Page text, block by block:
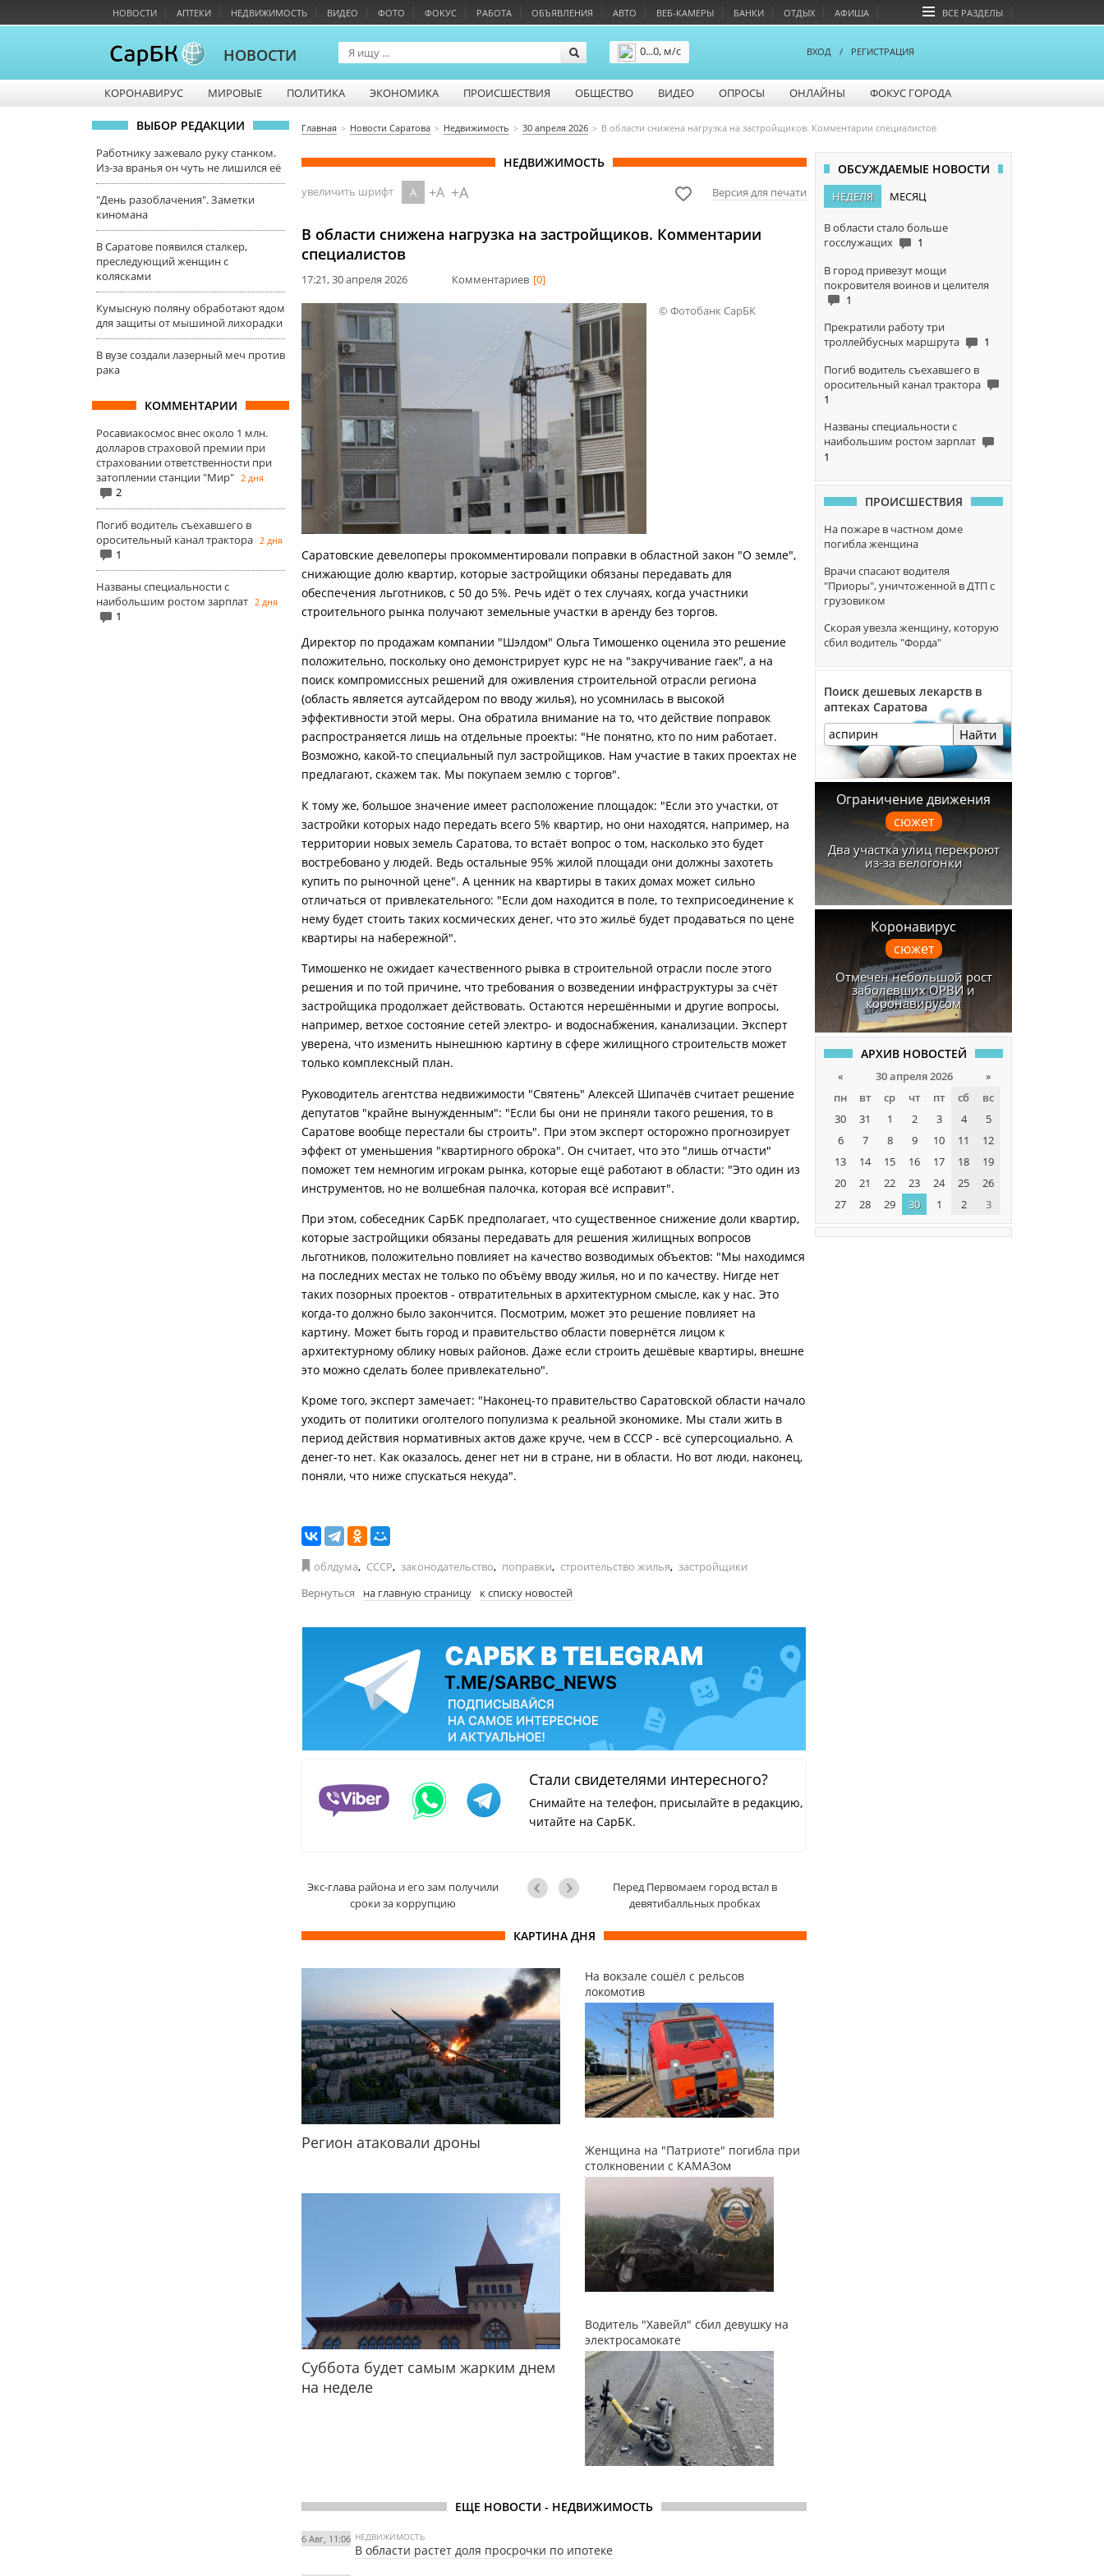
НОВОСТИ АПТЕКИ НЕДВИЖИМОСТЬ ВИДЕО ФОТО ФОКУС РАБОТА ОБЪЯВЛЕНИЯ АВТО ВЕБ-КАМЕРЫ БАНКИ ОТДЫХ АФИША ВСЕ РАЗДЕЛЫ
НОВОСТИ
0...0, м/с
ВХОД / РЕГИСТРАЦИЯ
КОРОНАВИРУС МИРОВЫЕ ПОЛИТИКА ЭКОНОМИКА ПРОИСШЕСТВИЯ ОБЩЕСТВО ВИДЕО ОПРОСЫ ОНЛАЙНЫ ФОКУС ГОРОДА
ВЫБОР РЕДАКЦИИ
Работнику зажевало руку станком.
Из-за вранья он чуть не лишился её
"День разоблачения". Заметки
киномана
В Саратове появился сталкер,
преследующий женщин с
колясками
Кумысную поляну обработают ядом
для защиты от мышиной лихорадки
В вузе создали лазерный меч против
рака
КОММЕНТАРИИ
Росавиакосмос внес около 1 млн.
долларов страховой премии при
страховании ответственности при
затоплении станции "Мир" 2 дня
2
Погиб водитель съехавшего в
оросительный канал трактора 2 дня
1
Названы специальности с
наибольшим ростом зарплат 2 дня
1
Главная Новости Саратова Недвижимость 30 апреля 2026 В области снижена нагрузка на застройщиков. Комментарии специалистов
НЕДВИЖИМОСТЬ
увеличить шрифт A +A +A Версия для печати
В области снижена нагрузка на застройщиков. Комментарии
специалистов
17:21, 30 апреля 2026 Комментариев [0]
© Фотобанк СарБК
Саратовские девелоперы прокомментировали поправки в областной закон "О земле",
снижающие долю квартир, которые застройщики обязаны передавать для
обеспечения льготников, с 50 до 5%. Речь идёт о тех случаях, когда участники
строительного рынка получают земельные участки в аренду без торгов.
Директор по продажам компании "Шэлдом" Ольга Тимошенко оценила это решение
положительно, поскольку оно демонстрирует курс не на "закручивание гаек", а на
поиск компромиссных решений для оживления строительной отрасли региона
(область является аутсайдером по вводу жилья), но усомнилась в высокой
эффективности этой меры. Она обратила внимание на то, что действие поправок
распространяется лишь на отдельные проекты: "Не понятно, кто по ним работает.
Возможно, какой-то специальный пул застройщиков. Нам участие в таких проектах не
предлагают, скажем так. Мы покупаем землю с торгов".
К тому же, большое значение имеет расположение площадок: "Если это участки, от
застройки которых надо передать всего 5% квартир, но они находятся, например, на
территории новых земель Саратова, то встаёт вопрос о том, насколько это будет
востребовано у людей. Ведь остальные 95% жилой площади они должны захотеть
купить по рыночной цене". А ценник на квартиры в таких домах может сильно
отличаться от привлекательного: "Если дом находится в поле, то техприсоединение к
нему будет стоить таких космических денег, что это жильё будет продаваться по цене
квартиры на набережной".
Тимошенко не ожидает качественного рывка в строительной отрасли после этого
решения и по той причине, что требования о возведении инфраструктуры за счёт
застройщика продолжает действовать. Остаются нерешёнными и другие вопросы,
например, ветхое состояние сетей электро- и водоснабжения, канализации. Эксперт
уверена, что изменить нынешнюю картину в сфере жилищного строительств может
только комплексный план.
Руководитель агентства недвижимости "Святень" Алексей Шипачёв считает решение
депутатов "крайне вынужденным": "Если бы они не приняли такого решения, то в
Саратове вообще перестали бы строить". При этом эксперт осторожно прогнозирует
эффект от уменьшения "квартирного оброка". Он считает, что это "лишь отчасти"
поможет тем немногим игрокам рынка, которые ещё работают в области: "Это один из
инструментов, но не волшебная палочка, которая всё исправит".
При этом, собеседник СарБК предполагает, что существенное снижение доли квартир,
которые застройщики обязаны передавать для решения жилищных вопросов
льготников, положительно повлияет на качество возводимых объектов: "Мы находимся
на последних местах не только по объёму вводу жилья, но и по качеству. Нигде нет
таких позорных проектов - отвратительных в архитектурном смысле, как у нас. Это
когда-то должно было закончится. Посмотрим, может это решение повлияет на
картину. Может быть город и правительство области повернётся лицом к
архитектурному облику новых районов. Даже если строить дешёвые квартиры, внешне
это можно сделать более привлекательно".
Кроме того, эксперт замечает: "Наконец-то правительство Саратовской области начало
уходить от политики оголтелого популизма к реальной экономике. Мы стали жить в
период действия нормативных актов даже круче, чем в СССР - всё суперсоциально. А
денег-то нет. Как оказалось, денег нет ни в стране, ни в области. Но вот люди, наконец,
поняли, что ниже спускаться некуда".
облдума, СССР, законодательство, поправки, строительство жилья, застройщики
Вернуться
на главную страницу к списку новостей
Стали свидетелями интересного?
Снимайте на телефон, присылайте в редакцию,
читайте на СарБК.
Экс-глава района и его зам получили
сроки за коррупцию
Перед Первомаем город встал в
девятибалльных пробках
КАРТИНА ДНЯ
Регион атаковали дроны
Суббота будет самым жарким днем
на неделе
На вокзале сошёл с рельсов
локомотив
Женщина на "Патриоте" погибла при
столкновении с КАМАЗом
Водитель "Хавейл" сбил девушку на
электросамокате
ЕЩЕ НОВОСТИ - НЕДВИЖИМОСТЬ
6 Авг, 11:06 НЕДВИЖИМОСТЬ
В области растет доля просрочки по ипотеке
ОБСУЖДАЕМЫЕ НОВОСТИ
НЕДЕЛЯ МЕСЯЦ
В области стало больше
госслужащих
1
В город привезут мощи
покровителя воинов и целителя
1
Прекратили работу три
троллейбусных маршрута
1
Погиб водитель съехавшего в
оросительный канал трактора
1
Названы специальности с
наибольшим ростом зарплат
1
ПРОИСШЕСТВИЯ
На пожаре в частном доме
погибла женщина
Врачи спасают водителя
"Приоры", уничтоженной в ДТП с
грузовиком
Скорая увезла женщину, которую
сбил водитель "Форда"
Поиск дешевых лекарств в
аптеках Саратова
Найти
Ограничение движения
сюжет
Два участка улиц перекроют
из-за велогонки
Коронавирус
сюжет
Отмечен небольшой рост
заболевших ОРВИ и
коронавирусом
АРХИВ НОВОСТЕЙ
« 30 апреля 2026
»
пн
вт ср чт пт сб
вс
30
31 1 2 3 4
5
6
7 8 9 10 11
12
13
14 15 16 17 18
19
20
21 22 23 24 25
26
27
28 29 30 1 2 3